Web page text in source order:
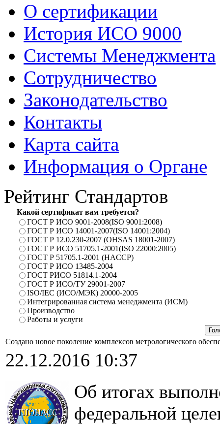
О сертификации
История ИСО 9000
Системы Менеджмента
Сотрудничество
Законодательство
Контакты
Карта сайта
Информация о Органе
Рейтинг Стандартов
Какой сертификат вам требуется?
ГОСТ Р ИСО 9001-2008(ISO 9001:2008)
ГОСТ Р ИСО 14001-2007(ISO 14001:2004)
ГОСТ Р 12.0.230-2007 (OHSAS 18001-2007)
ГОСТ Р ИСО 51705.1-2001(ISO 22000:2005)
ГОСТ Р 51705.1-2001 (HACCP)
ГОСТ Р ИСО 13485-2004
ГОСТ РИСО 51814.1-2004
ГОСТ Р ИСО/ТУ 29001-2007
ISO/IEC (ИСО/МЭК) 20000-2005
Интегрированная система менеджмента (ИСМ)
Производство
Работы и услуги
Создано новое поколение комплексов метрологического
22.12.2016 10:37
Об итогах
федеральной